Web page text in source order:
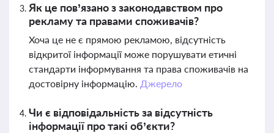
Як це пов’язано з законодавством про
рекламу та правами споживачів?
Хоча це не є прямою рекламою, відсутність
відкритої інформації може порушувати етичні
стандарти інформування та права споживачів на
достовірну інформацію. Джерело
Чи є відповідальність за відсутність
інформації про такі об’єкти?